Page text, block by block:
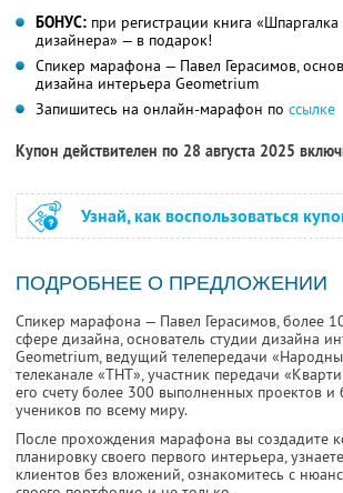
БОНУС: при регистрации книга
дизайнера» — в подарок!
Спикер марафона — Павел Герасимов,
дизайна интерьера Geometrium
Запишитесь на онлайн-марафон по ссылке
Купон действителен по 28 августа 2025
Узнай, как воспользоваться
ПОДРОБНЕЕ О ПРЕДЛОЖЕНИИ
Спикер марафона — Павел Герасимов, более
сфере дизайна, основатель студии дизайна
Geometrium, ведущий телепередачи
телеканале «ТНТ», участник передачи
его счету более 300 выполненных проектов и
учеников по всему миру.
После прохождения марафона вы создадите
планировку своего первого интерьера,
клиентов без вложений, ознакомитесь с